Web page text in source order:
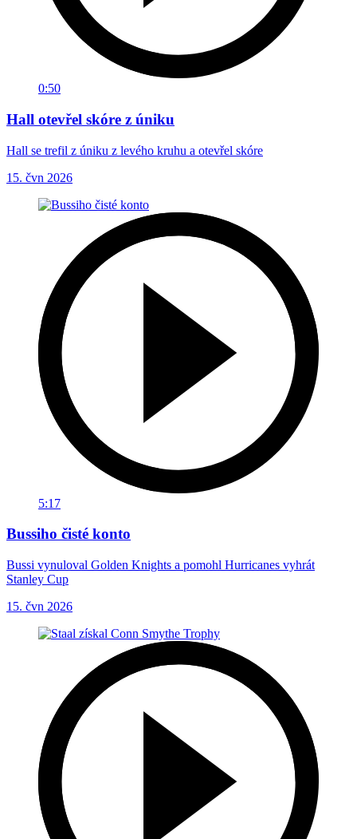
0:50
Hall otevřel skóre z úniku
Hall se trefil z úniku z levého kruhu a otevřel skóre
15. čvn 2026
5:17
Bussiho čisté konto
Bussi vynuloval Golden Knights a pomohl Hurricanes vyhrát
Stanley Cup
15. čvn 2026